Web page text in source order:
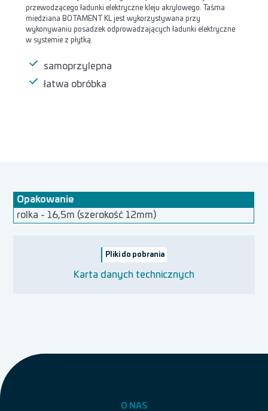
przewodzącego ładunki elektryczne kleju akrylowego. Taśma
miedziana BOTAMENT KL jest wykorzystywana przy
wykonywaniu posadzek odprowadzających ładunki elektryczne
w systemie z płytką.
samoprzylepna
łatwa obróbka
Opakowanie
rolka - 16,5m (szerokość 12mm)
Pliki do pobrania
Karta danych technicznych
O NAS